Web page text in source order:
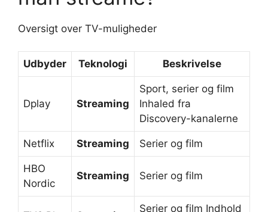
Oversigt over TV-muligheder
Udbyder Teknologi Beskrivelse
Dplay Streaming
Sport, serier og film
Inhaled fra
Discovery-kanalerne
Netflix Streaming Serier og film
HBO
Nordic
Streaming Serier og film
Serier og film Indhold